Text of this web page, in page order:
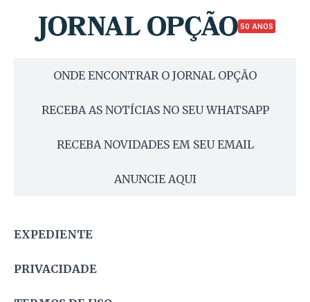
50 ANOS
ONDE ENCONTRAR O JORNAL OPÇÃO
RECEBA AS NOTÍCIAS NO SEU WHATSAPP
RECEBA NOVIDADES EM SEU EMAIL
ANUNCIE AQUI
EXPEDIENTE
PRIVACIDADE